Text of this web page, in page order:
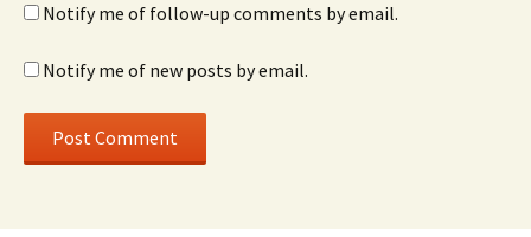
Notify me of follow-up comments by email.
Notify me of new posts by email.